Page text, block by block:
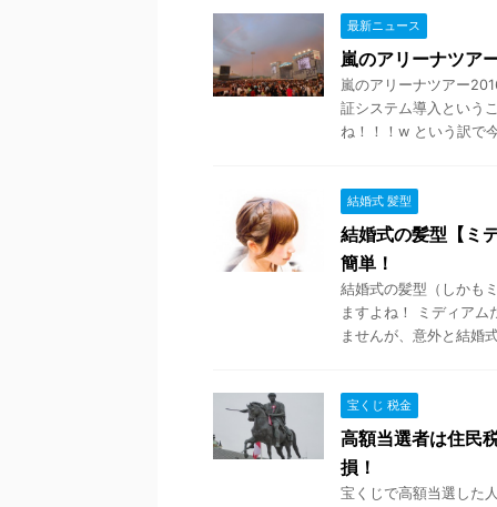
最新ニュース
嵐のアリーナツア
嵐のアリーナツアー
証システム導入という
ね！！！w という訳で
結婚式 髪型
結婚式の髪型【ミ
簡単！
結婚式の髪型（しかも
ますよね！ ミディアム
ませんが、意外と結婚
宝くじ 税金
高額当選者は住民
損！
宝くじで高額当選した